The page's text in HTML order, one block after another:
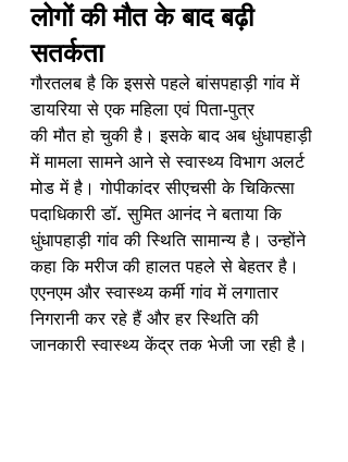
लोगों की मौत के बाद बढ़ी
सतर्कता
गौरतलब है कि इससे पहले बांसपहाड़ी गांव में
डायरिया से एक महिला एवं पिता-पुत्र
की मौत हो चुकी है। इसके बाद अब धुंधापहाड़ी
में मामला सामने आने से स्वास्थ्य विभाग अलर्ट
मोड में है। गोपीकांदर सीएचसी के चिकित्सा
पदाधिकारी डॉ. सुमित आनंद ने बताया कि
धुंधापहाड़ी गांव की स्थिति सामान्य है। उन्होंने
कहा कि मरीज की हालत पहले से बेहतर है।
एएनएम और स्वास्थ्य कर्मी गांव में लगातार
निगरानी कर रहे हैं और हर स्थिति की
जानकारी स्वास्थ्य केंद्र तक भेजी जा रही है।